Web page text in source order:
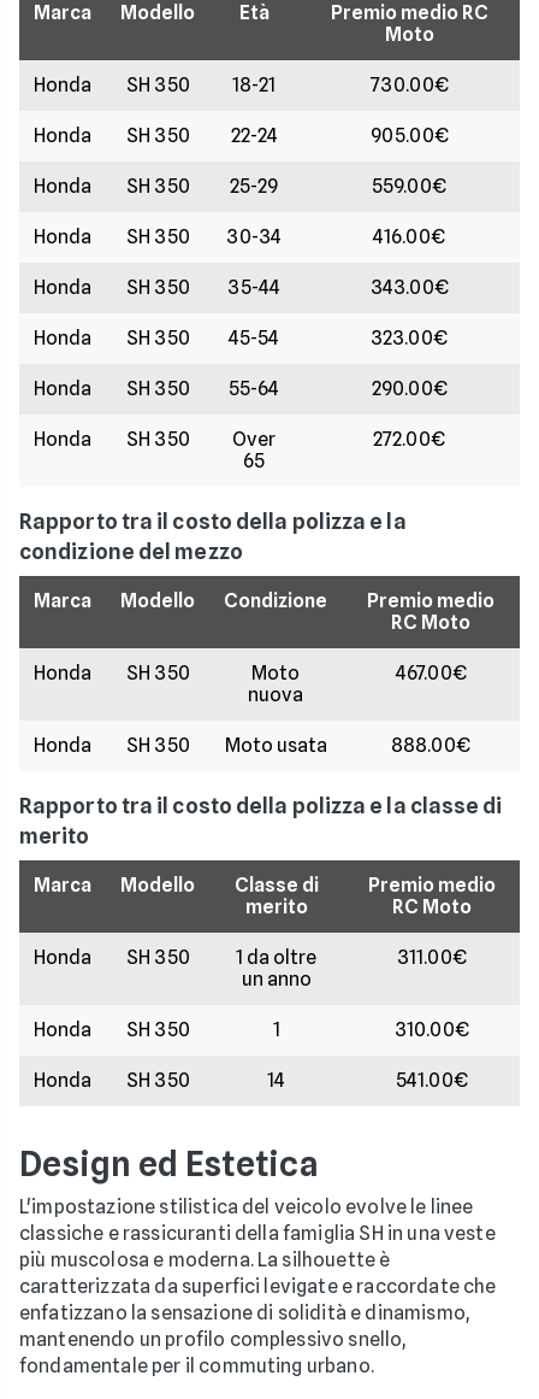
Marca Modello Età
Premio medio RC
Moto
Honda SH 350 18-21 730.00€
Honda SH 350 22-24 905.00€
Honda SH 350 25-29 559.00€
Honda SH 350 30-34 416.00€
Honda SH 350 35-44 343.00€
Honda SH 350 45-54 323.00€
Honda SH 350 55-64 290.00€
Honda SH 350
Over
65
272.00€
Rapporto tra il costo della polizza e la
condizione del mezzo
Marca Modello Condizione
Premio medio
RC Moto
Honda SH 350
Moto
nuova
467.00€
Honda SH 350 Moto usata 888.00€
Rapporto tra il costo della polizza e la classe di
merito
Marca Modello
Classe di
merito
Premio medio
RC Moto
Honda SH 350
1 da oltre
un anno
311.00€
Honda SH 350 1 310.00€
Honda SH 350 14 541.00€
Design ed Estetica
L'impostazione stilistica del veicolo evolve le linee
classiche e rassicuranti della famiglia SH in una veste
più muscolosa e moderna. La silhouette è
caratterizzata da superfici levigate e raccordate che
enfatizzano la sensazione di solidità e dinamismo,
mantenendo un profilo complessivo snello,
fondamentale per il commuting urbano.